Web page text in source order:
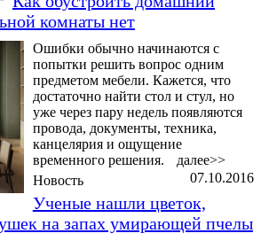
комнаты нет
Ошибки обычно начинаются с
попытки решить вопрос одним
предметом мебели. Кажется, что
достаточно найти стол и стул, но
уже через пару недель появляются
провода, документы, техника,
канцелярия и ощущение
временного решения.
далее>>
07.10.2016
Новость
Ученые нашли цветок,
на запах умирающей пчелы